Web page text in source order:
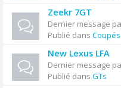
Zeekr 7GT
Dernier message
Publié dans
New Lexus LFA
Dernier message
Publié dans GTs